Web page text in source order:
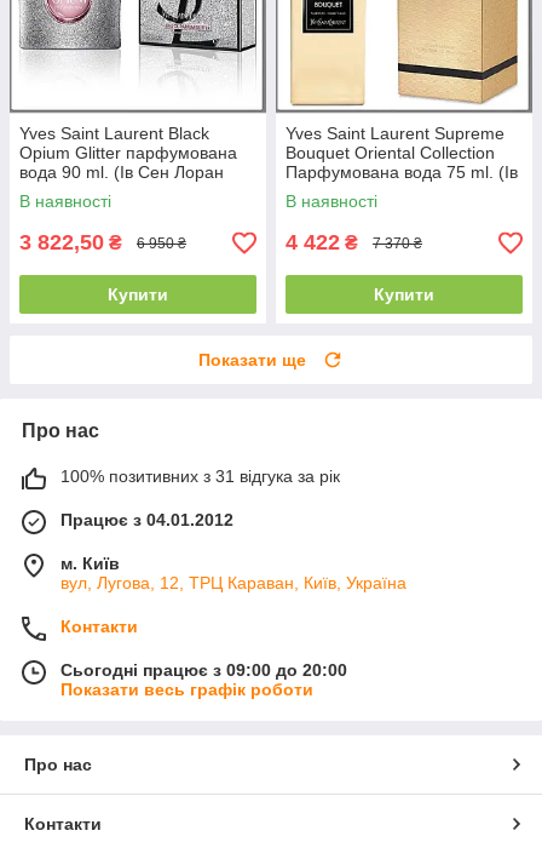
Yves Saint Laurent Black
Opium Glitter парфумована
вода 90 ml. (Ів Сен Лоран
Блек Опіум Гліттер)
В наявності
3 822,50 ₴ 6 950 ₴
Купити
Yves Saint Laurent Supreme
Bouquet Oriental Collection
Парфумована вода 75 ml. (Ів
Cen Лоран Суприм Букет)
В наявності
4 422 ₴ 7 370 ₴
Купити
Показати ще
Про нас
100% позитивних з 31 відгука за рік
Працює з 04.01.2012
м. Київ
вул, Лугова, 12, ТРЦ Караван, Київ, Україна
Контакти
Сьогодні працює з 09:00 до 20:00
Показати весь графік роботи
Про нас
Контакти